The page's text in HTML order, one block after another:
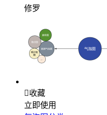
修罗
收藏
立即使用